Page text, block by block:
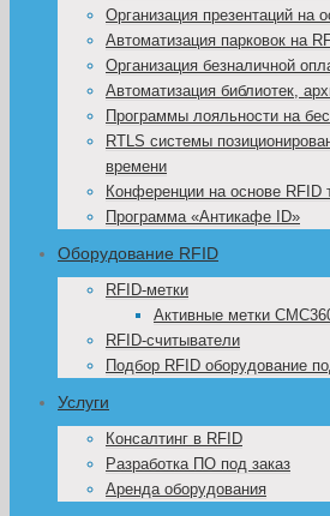
Организация презентаций на
Автоматизация парковок на
Организация безналичной
Автоматизация библиотек,
Программы лояльности на
RTLS системы
времени
Конференции на основе RFID
Программа «Антикафе ID»
Оборудование RFID
RFID-метки
Активные метки
RFID-считыватели
Подбор RFID оборудование
Услуги
Консалтинг в RFID
Разработка ПО под заказ
Аренда оборудования